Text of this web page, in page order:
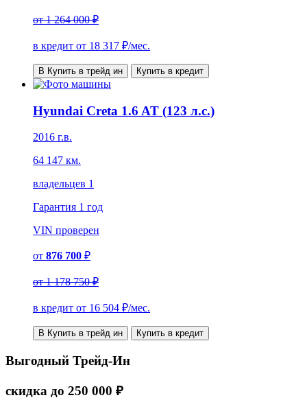
от1 264 000 ₽
в кредит от 18 317 ₽/мес.
В Купить в трейд ин Купить в кредит
Hyundai Creta 1.6 AT (123 л.с.)
2016 г.в.
64 147 км.
владельцев 1
Гарантия 1 год
VIN проверен
от 876 700 ₽
от1 178 750 ₽
в кредит от 16 504 ₽/мес.
В Купить в трейд ин Купить в кредит
Выгодный Трейд-Ин
скидка до 250 000 ₽